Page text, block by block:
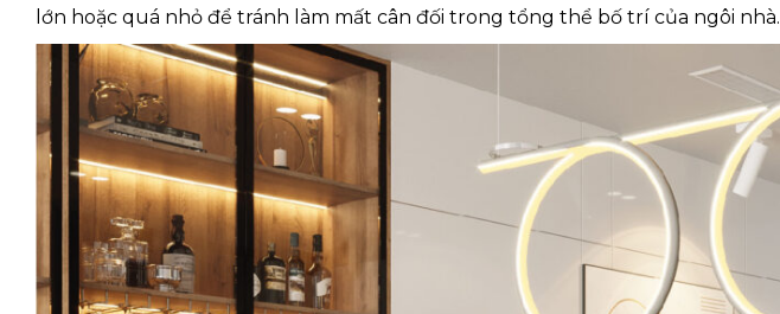
lớn hoặc quá nhỏ để tránh làm mất cân đối trong tổng thể bố trí của ngôi nhà.